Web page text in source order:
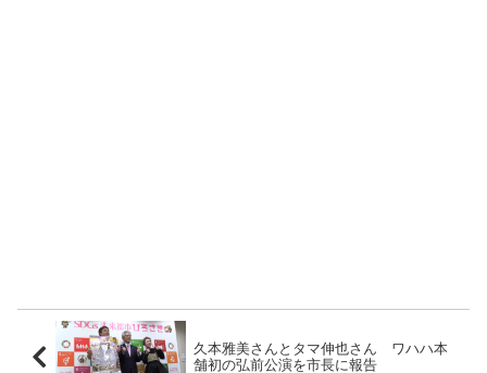
久本雅美さんとタマ伸也さん ワハハ本
舗初の弘前公演を市長に報告